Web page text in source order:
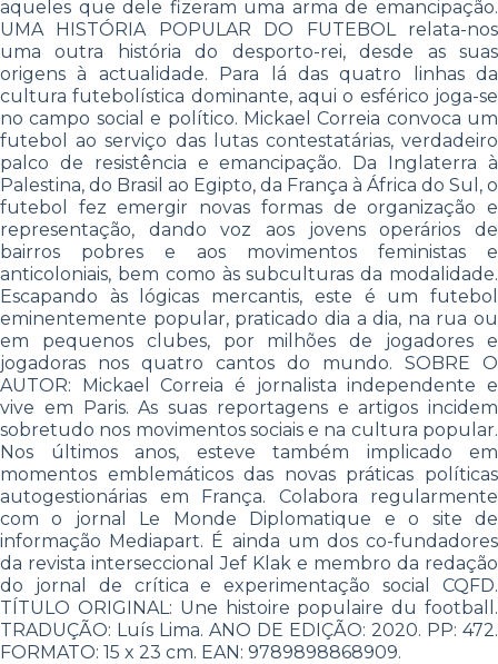
aqueles que dele fizeram uma arma de emancipação.
UMA HISTÓRIA POPULAR DO FUTEBOL relata-nos
uma outra história do desporto-rei, desde as suas
origens à actualidade. Para lá das quatro linhas da
cultura futebolística dominante, aqui o esférico joga-se
no campo social e político. Mickael Correia convoca um
futebol ao serviço das lutas contestatárias, verdadeiro
palco de resistência e emancipação. Da Inglaterra à
Palestina, do Brasil ao Egipto, da França à África do Sul, o
futebol fez emergir novas formas de organização e
representação, dando voz aos jovens operários de
bairros pobres e aos movimentos feministas e
anticoloniais, bem como às subculturas da modalidade.
Escapando às lógicas mercantis, este é um futebol
eminentemente popular, praticado dia a dia, na rua ou
em pequenos clubes, por milhões de jogadores e
jogadoras nos quatro cantos do mundo. SOBRE O
AUTOR: Mickael Correia é jornalista independente e
vive em Paris. As suas reportagens e artigos incidem
sobretudo nos movimentos sociais e na cultura popular.
Nos últimos anos, esteve também implicado em
momentos emblemáticos das novas práticas políticas
autogestionárias em França. Colabora regularmente
com o jornal Le Monde Diplomatique e o site de
informação Mediapart. É ainda um dos co-fundadores
da revista interseccional Jef Klak e membro da redação
do jornal de crítica e experimentação social CQFD.
TÍTULO ORIGINAL: Une histoire populaire du football.
TRADUÇÃO: Luís Lima. ANO DE EDIÇÃO: 2020. PP: 472.
FORMATO: 15 x 23 cm. EAN: 9789898868909.